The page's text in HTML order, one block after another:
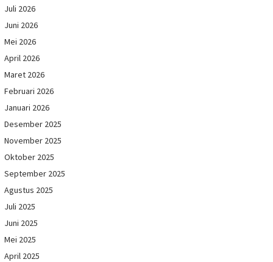
Juli 2026
Juni 2026
Mei 2026
April 2026
Maret 2026
Februari 2026
Januari 2026
Desember 2025
November 2025
Oktober 2025
September 2025
Agustus 2025
Juli 2025
Juni 2025
Mei 2025
April 2025